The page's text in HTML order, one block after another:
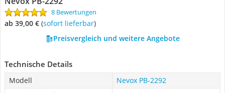
8 Bewertungen
ab 39,00 € ( Sofort lieferbar)
Preisvergleich und weitere Angebote
Technische Details
Modell
Nevox PB-2292